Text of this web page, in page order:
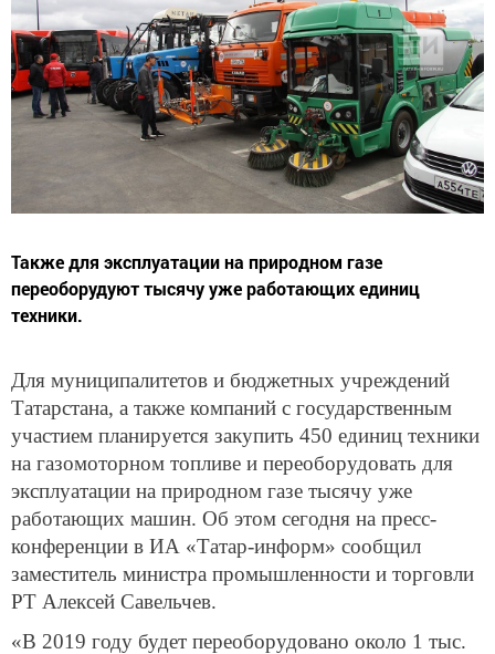
Также для эксплуатации на природном газе
переоборудуют тысячу уже работающих единиц
техники.
Для муниципалитетов и бюджетных учреждений
Татарстана, а также компаний с государственным
участием планируется закупить 450 единиц техники
на газомоторном топливе и переоборудовать для
эксплуатации на природном газе тысячу уже
работающих машин. Об этом сегодня на пресс-
конференции в ИА «Татар-информ» сообщил
заместитель министра промышленности и торговли
РТ Алексей Савельчев.
«В 2019 году будет переоборудовано около 1 тыс.